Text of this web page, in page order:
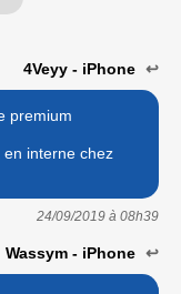
4Veyy - iPhone ↩
premium
en interne chez
24/09/2019 à 08h39
Wassym - iPhone ↩